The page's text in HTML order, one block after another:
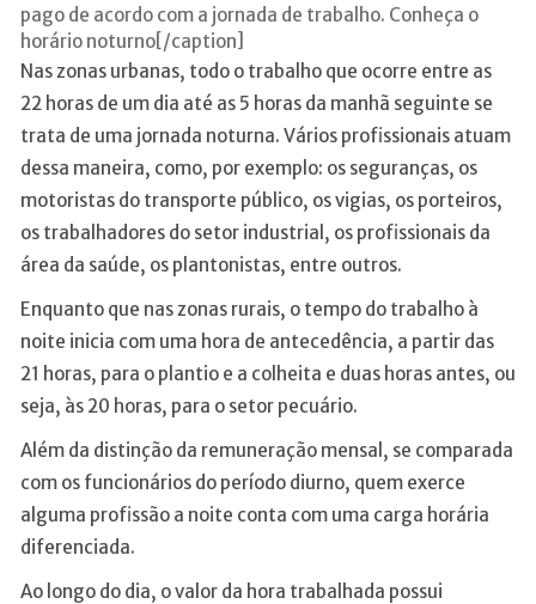
pago de acordo com a jornada de trabalho. Conheça o
horário noturno[/caption]
Nas zonas urbanas, todo o trabalho que ocorre entre as
22 horas de um dia até as 5 horas da manhã seguinte se
trata de uma jornada noturna. Vários profissionais atuam
dessa maneira, como, por exemplo: os seguranças, os
motoristas do transporte público, os vigias, os porteiros,
os trabalhadores do setor industrial, os profissionais da
área da saúde, os plantonistas, entre outros.
Enquanto que nas zonas rurais, o tempo do trabalho à
noite inicia com uma hora de antecedência, a partir das
21 horas, para o plantio e a colheita e duas horas antes, ou
seja, às 20 horas, para o setor pecuário.
Além da distinção da remuneração mensal, se comparada
com os funcionários do período diurno, quem exerce
alguma profissão a noite conta com uma carga horária
diferenciada.
Ao longo do dia, o valor da hora trabalhada possui